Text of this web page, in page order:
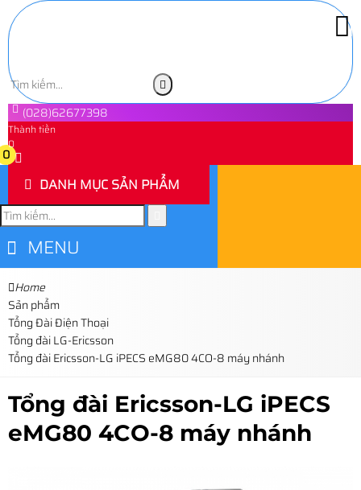
(028)62677398
Thành tiền
0
0
DANH MỤC SẢN PHẨM
MENU
Home
Sản phẩm
Tổng Đài Điện Thoại
Tổng đài LG-Ericsson
Tổng đài Ericsson-LG iPECS eMG80 4CO-8 máy nhánh
Tổng đài Ericsson-LG iPECS
eMG80 4CO-8 máy nhánh